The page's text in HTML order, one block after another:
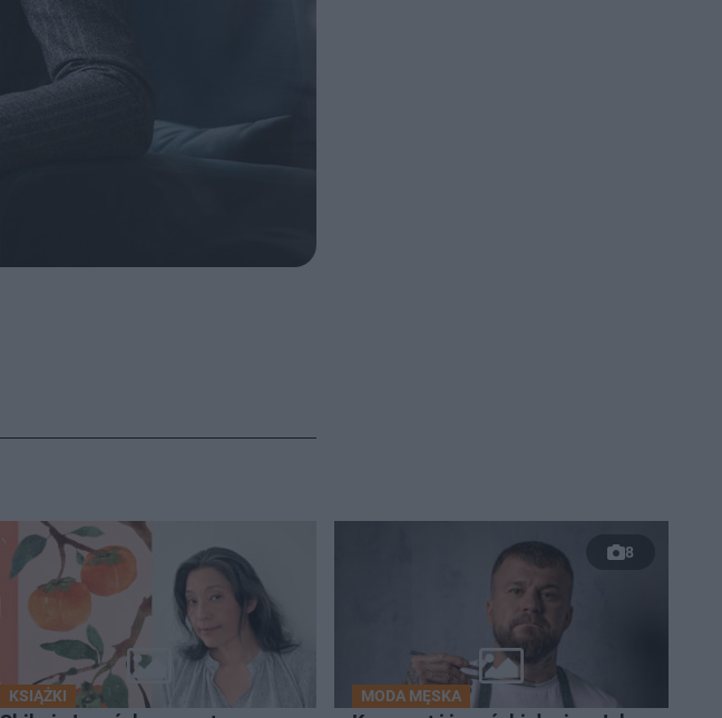
KSIĄŻKI
8
MODA MĘSKA